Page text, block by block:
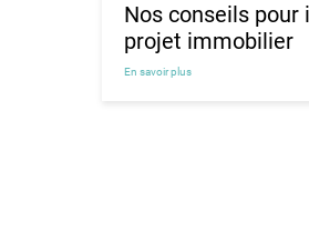
Nos conseils pour
projet immobilier
En savoir plus